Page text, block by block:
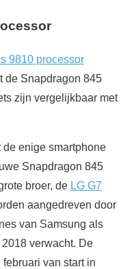
9810 processor
de Snapdragon 845
zijn vergelijkbaar met
enige smartphone
Snapdragon 845
broer, de LG G7
aangedreven door
van Samsung als
verwacht. De
van start in